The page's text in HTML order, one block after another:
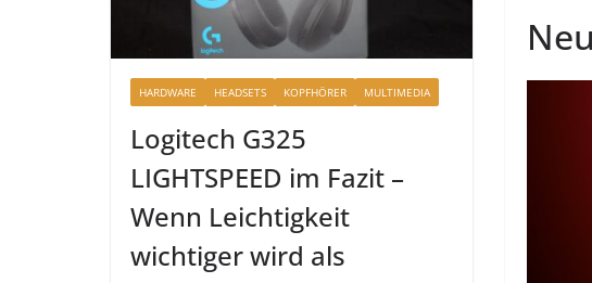
HARDWARE HEADSETS KOPFHÖRER MULTIMEDIA
Logitech G325
LIGHTSPEED im Fazit –
Wenn Leichtigkeit
wichtiger wird als